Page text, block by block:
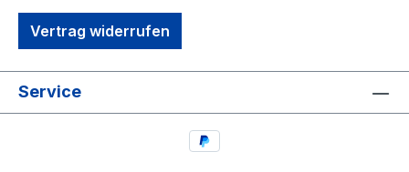
Vertrag widerrufen
Service